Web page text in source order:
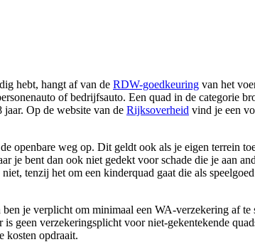
hebt, hangt af van de RDW-goedkeuring van het
of bedrijfsauto. Een quad in de categorie
Op de website van de Rijksoverheid vind je een
openbare weg op. Dit geldt ook als je eigen terrein
je bent dan ook niet gedekt voor schade die je aan
tenzij het om een kinderquad gaat die als
je verplicht om minimaal een WA-verzekering af
geen verzekeringsplicht voor niet-gekentekende
kosten opdraait.